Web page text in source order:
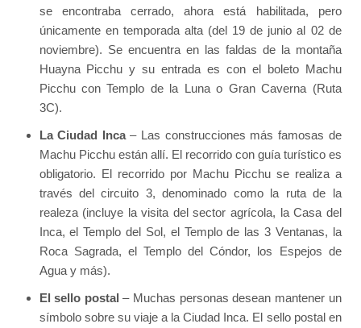
se encontraba cerrado, ahora está habilitada, pero
únicamente en temporada alta (del 19 de junio al 02 de
noviembre). Se encuentra en las faldas de la montaña
Huayna Picchu y su entrada es con el boleto Machu
Picchu con Templo de la Luna o Gran Caverna (Ruta
3C).
La Ciudad Inca– Las construcciones más famosas de
Machu Picchu están allí. El recorrido con guía turístico es
obligatorio. El recorrido por Machu Picchu se realiza a
través del circuito 3, denominado como la ruta de la
realeza (incluye la visita del sector agrícola, la Casa del
Inca, el Templo del Sol, el Templo de las 3 Ventanas, la
Roca Sagrada, el Templo del Cóndor, los Espejos de
Agua y más).
El sello postal – Muchas personas desean mantener un
símbolo sobre su viaje a la Ciudad Inca. El sello postal en